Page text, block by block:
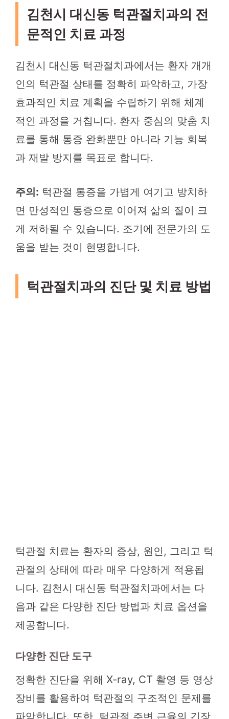
김천시 대신동 턱관절치과의 전
문적인 치료 과정
김천시 대신동 턱관절치과에서는 환자 개개
인의 턱관절 상태를 정확히 파악하고, 가장
효과적인 치료 계획을 수립하기 위해 체계
적인 과정을 거칩니다. 환자 중심의 맞춤 치
료를 통해 통증 완화뿐만 아니라 기능 회복
과 재발 방지를 목표로 합니다.
주의: 턱관절 통증을 가볍게 여기고 방치하
면 만성적인 통증으로 이어져 삶의 질이 크
게 저하될 수 있습니다. 조기에 전문가의 도
움을 받는 것이 현명합니다.
턱관절치과의 진단 및 치료 방법
턱관절 치료는 환자의 증상, 원인, 그리고 턱
관절의 상태에 따라 매우 다양하게 적용됩
니다. 김천시 대신동 턱관절치과에서는 다
음과 같은 다양한 진단 방법과 치료 옵션을
제공합니다.
다양한 진단 도구
정확한 진단을 위해 X-ray, CT 촬영 등 영상
장비를 활용하여 턱관절의 구조적인 문제를
파악합니다. 또한, 턱관절 주변 근육의 긴장